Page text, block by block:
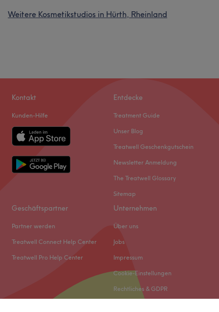
Weitere Kosmetikstudios in Hürth, Rheinland
Kontakt
Kunden-Hilfe
Entdecke
Treatment Guide
Unser Blog
Treatwell Geschenkgutschein
Newsletter Anmeldung
The Treatwell Glossary
Sitemap
Geschäftspartner
Partner werden
Treatwell Connect Help Center
Treatwell Pro Help Center
Unternehmen
Über uns
Jobs
Impressum
Cookie-Einstellungen
Rechtliches & GDPR